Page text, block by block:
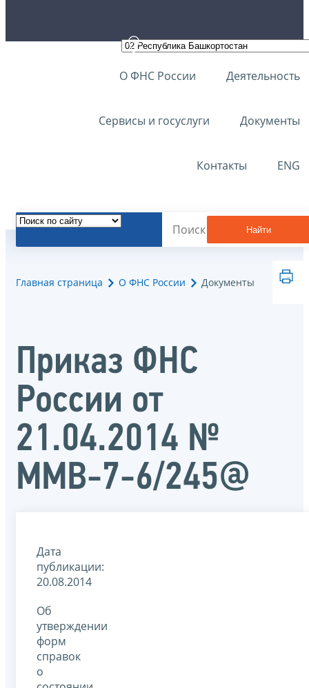
О ФНС России Деятельность
Сервисы и госуслуги Документы
Контакты ENG
Найти
Главная страница О ФНС России Документы
Приказ ФНС
России от
21.04.2014 №
ММВ-7-6/245@
Дата
публикации:
20.08.2014
Об
утверждении
форм
справок
о